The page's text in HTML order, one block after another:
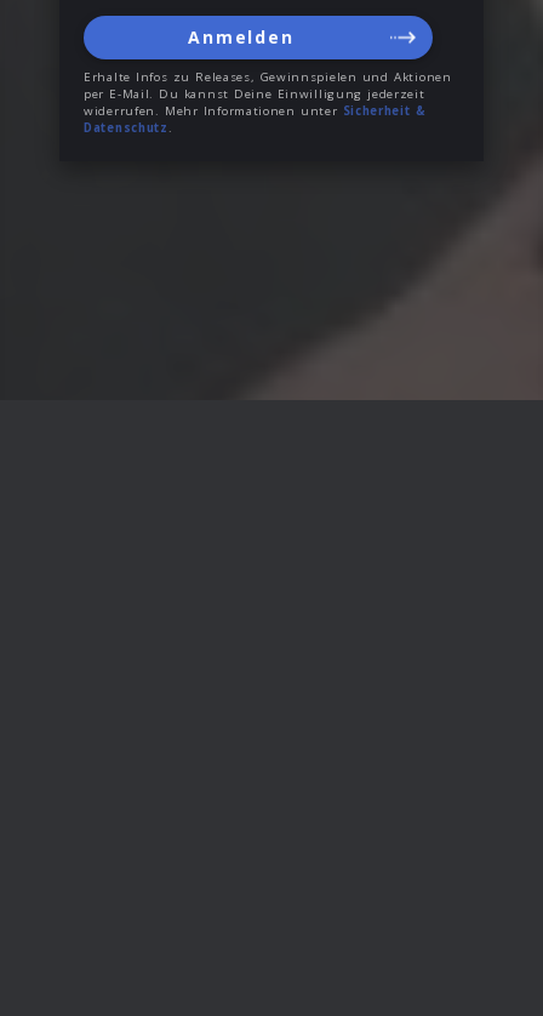
Anmelden
Erhalte Infos zu Releases, Gewinnspielen und Aktionen
per E-Mail. Du kannst Deine Einwilligung jederzeit
widerrufen. Mehr Informationen unter Sicherheit &
Datenschutz .